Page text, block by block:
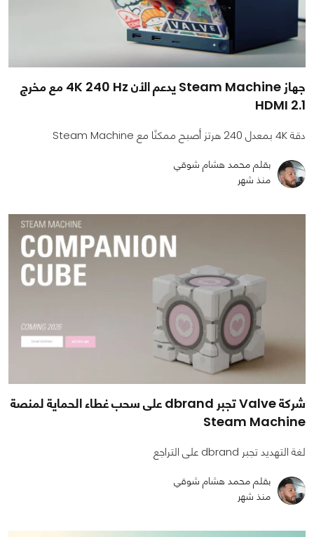
جهاز Steam Machine يدعم الأن 4K 240 Hz مع مخرج
HDMI 2.1
دقة 4K بمعدل 240 هرتز أصبح ممكنًا مع Steam Machine
بقلم محمد هشام شوقي
منذ شهر
شركة Valve تجبر dbrand على سحب غطاء الحماية لمنصة
Steam Machine
لغة التهديد تجبر dbrand على التراجع
بقلم محمد هشام شوقي
منذ شهر